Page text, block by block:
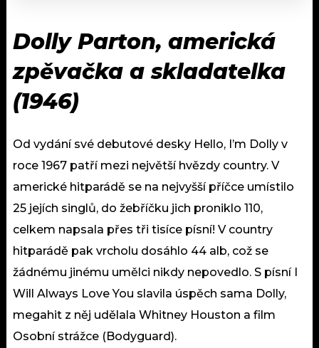
Dolly Parton, americká
zpěvačka a skladatelka
(1946)
Od vydání své debutové desky Hello, I’m Dolly v
roce 1967 patří mezi největší hvězdy country. V
americké hitparádě se na nejvyšší příčce umístilo
25 jejích singlů, do žebříčku jich proniklo 110,
celkem napsala přes tři tisíce písní! V country
hitparádě pak vrcholu dosáhlo 44 alb, což se
žádnému jinému umělci nikdy nepovedlo. S písní I
Will Always Love You slavila úspěch sama Dolly,
megahit z něj udělala Whitney Houston a film
Osobní strážce (Bodyguard).